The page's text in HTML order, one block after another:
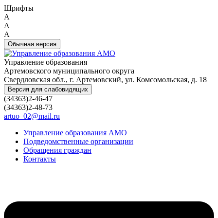
Шрифты
A
A
A
Обычная версия
Управление образования
Артемовского муниципального округа
Свердловская обл., г. Артемовский, ул. Комсомольская, д. 18
Версия для слабовидящих
(34363)2-46-47
(34363)2-48-73
artuo_02@mail.ru
Управление образования АМО
Подведомственные организации
Обращения граждан
Контакты